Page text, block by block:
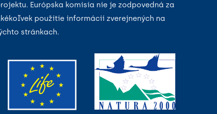
Európska komisia nie je zodpovedná za
použitie informácií zverejnených na
stránkach.